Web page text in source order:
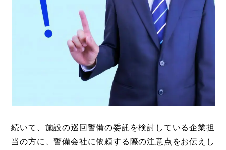
続いて、施設の巡回警備の委託を検討している企業担
当の方に、警備会社に依頼する際の注意点をお伝えし